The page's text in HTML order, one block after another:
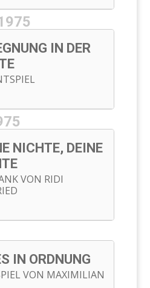
IN DER
NICHTE, DEINE
VON RIDI
IN ORDNUNG
VON MAXIMILIAN